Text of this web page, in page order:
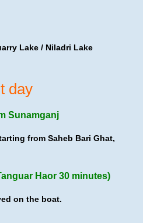
Lake / Niladri Lake
day
Sunamganj
from Saheb Bari Ghat,
Haor 30 minutes)
on the boat.